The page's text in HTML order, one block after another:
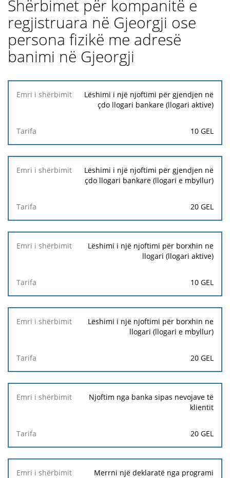
Shërbimet për kompanitë e
regjistruara në Gjeorgji ose
persona fizikë me adresë
banimi në Gjeorgji
Emri i
Tarifa
Lëshimi i një njoftimi për gjendjen në
çdo llogari bankare (llogari aktive)
10 GEL
Lëshimi i një njoftimi për gjendjen në
çdo llogari bankare (llogari e mbyllur)
20 GEL
Lëshimi i një njoftimi për borxhin ne
llogari (llogari aktive)
10 GEL
Lëshimi i një njoftimi për borxhin ne
llogari (llogari e mbyllur)
20 GEL
Njoftim nga banka sipas nevojave të
klientit
20 GEL
Merrni një deklaratë nga programi